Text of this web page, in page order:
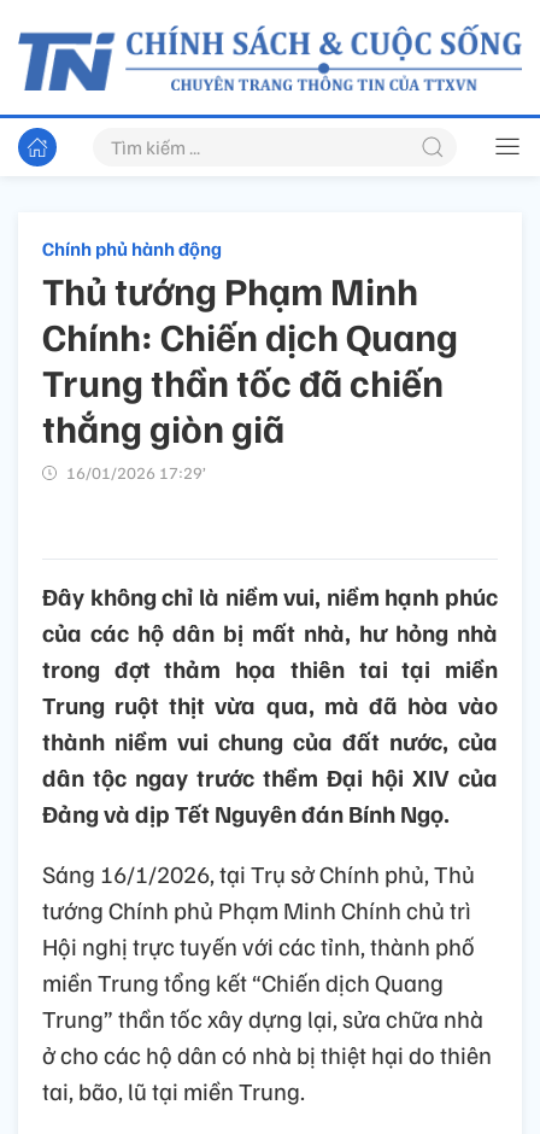
Chính phủ hành động
Thủ tướng Phạm Minh
Chính: Chiến dịch Quang
Trung thần tốc đã chiến
thắng giòn giã
16/01/2026 17:29’
Đây không chỉ là niềm vui, niềm hạnh phúc
của các hộ dân bị mất nhà, hư hỏng nhà
trong đợt thảm họa thiên tai tại miền
Trung ruột thịt vừa qua, mà đã hòa vào
thành niềm vui chung của đất nước, của
dân tộc ngay trước thềm Đại hội XIV của
Đảng và dịp Tết Nguyên đán Bính Ngọ.
Sáng 16/1/2026, tại Trụ sở Chính phủ, Thủ
tướng Chính phủ Phạm Minh Chính chủ trì
Hội nghị trực tuyến với các tỉnh, thành phố
miền Trung tổng kết “Chiến dịch Quang
Trung” thần tốc xây dựng lại, sửa chữa nhà
ở cho các hộ dân có nhà bị thiệt hại do thiên
tai, bão, lũ tại miền Trung.